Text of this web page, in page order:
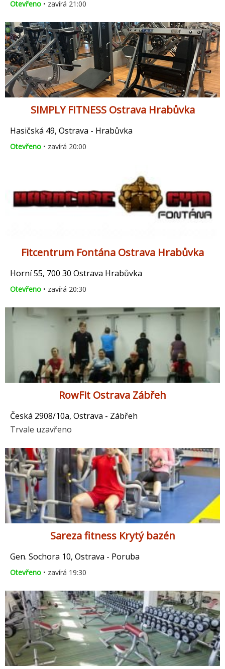
Otevřeno • zavírá 21:00
SIMPLY FITNESS Ostrava Hrabůvka
Hasičská 49, Ostrava - Hrabůvka
Otevřeno • zavírá 20:00
Fitcentrum Fontána Ostrava Hrabůvka
Horní 55, 700 30 Ostrava Hrabůvka
Otevřeno • zavírá 20:30
RowFit Ostrava Zábřeh
Česká 2908/10a, Ostrava - Zábřeh
Trvale uzavřeno
Sareza fitness Krytý bazén
Gen. Sochora 10, Ostrava - Poruba
Otevřeno • zavírá 19:30